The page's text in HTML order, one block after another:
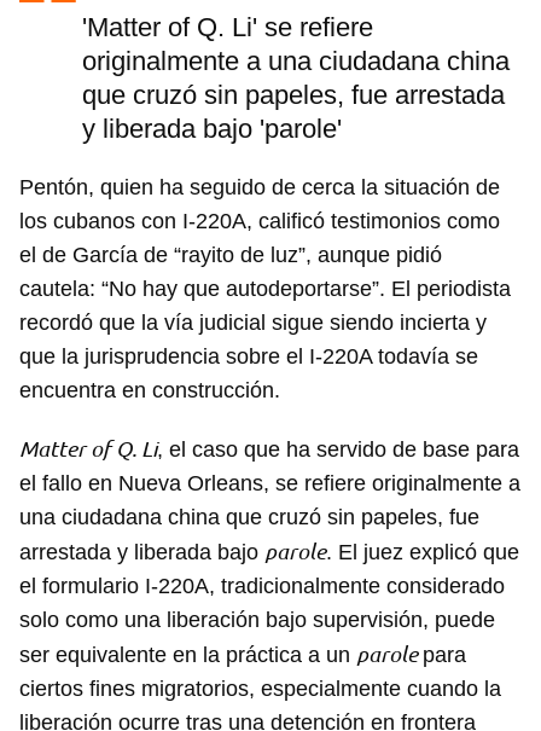
'Matter of Q. Li' se refiere
originalmente a una ciudadana china
que cruzó sin papeles, fue arrestada
y liberada bajo 'parole'
Pentón, quien ha seguido de cerca la situación de
los cubanos con I-220A, calificó testimonios como
el de García de “rayito de luz”, aunque pidió
cautela: “No hay que autodeportarse”. El periodista
recordó que la vía judicial sigue siendo incierta y
que la jurisprudencia sobre el I-220A todavía se
encuentra en construcción.
Matter of Q. Li, el caso que ha servido de base para
el fallo en Nueva Orleans, se refiere originalmente a
una ciudadana china que cruzó sin papeles, fue
arrestada y liberada bajo parole. El juez explicó que
el formulario I-220A, tradicionalmente considerado
solo como una liberación bajo supervisión, puede
ser equivalente en la práctica a un parole para
ciertos fines migratorios, especialmente cuando la
liberación ocurre tras una detención en frontera